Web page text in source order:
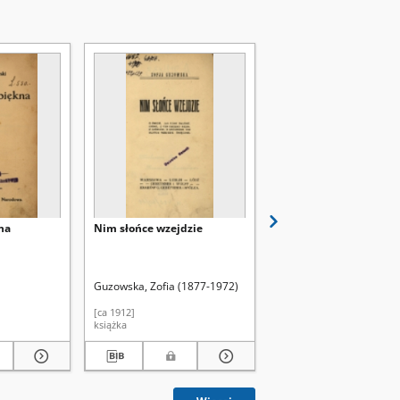
Nim słońce wzejdzie
Guzowska, Zofia (1877-1972)
[ca 1912]
książka